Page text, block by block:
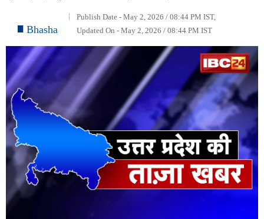
Bhasha
Publish Date - May 2, 2026 / 08:44 PM IST,
Updated On - May 2, 2026 / 08:44 PM IST